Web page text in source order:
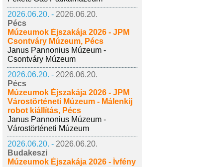
2026.06.20. - 2026.06.20.
Pécs
Múzeumok Éjszakája 2026 - JPM
Csontváry Múzeum, Pécs
Janus Pannonius Múzeum -
Csontváry Múzeum
2026.06.20. - 2026.06.20.
Pécs
Múzeumok Éjszakája 2026 - JPM
Várostörténeti Múzeum - Málenkij
robot kiállítás, Pécs
Janus Pannonius Múzeum -
Várostörténeti Múzeum
2026.06.20. - 2026.06.20.
Budakeszi
Múzeumok Éjszakája 2026 - Ívfény